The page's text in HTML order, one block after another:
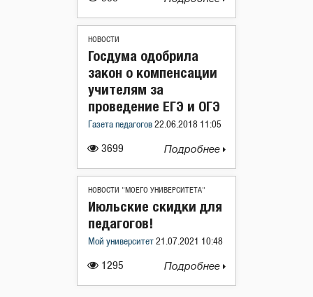
НОВОСТИ
3699
Госдума одобрила
закон о компенсации
учителям за
проведение ЕГЭ и ОГЭ
Газета педагогов 22.06.2018 11:05
Подробнее
НОВОСТИ "МОЕГО УНИВЕРСИТЕТА"
1295
Июльские скидки для
педагогов!
Мой университет 21.07.2021 10:48
Подробнее